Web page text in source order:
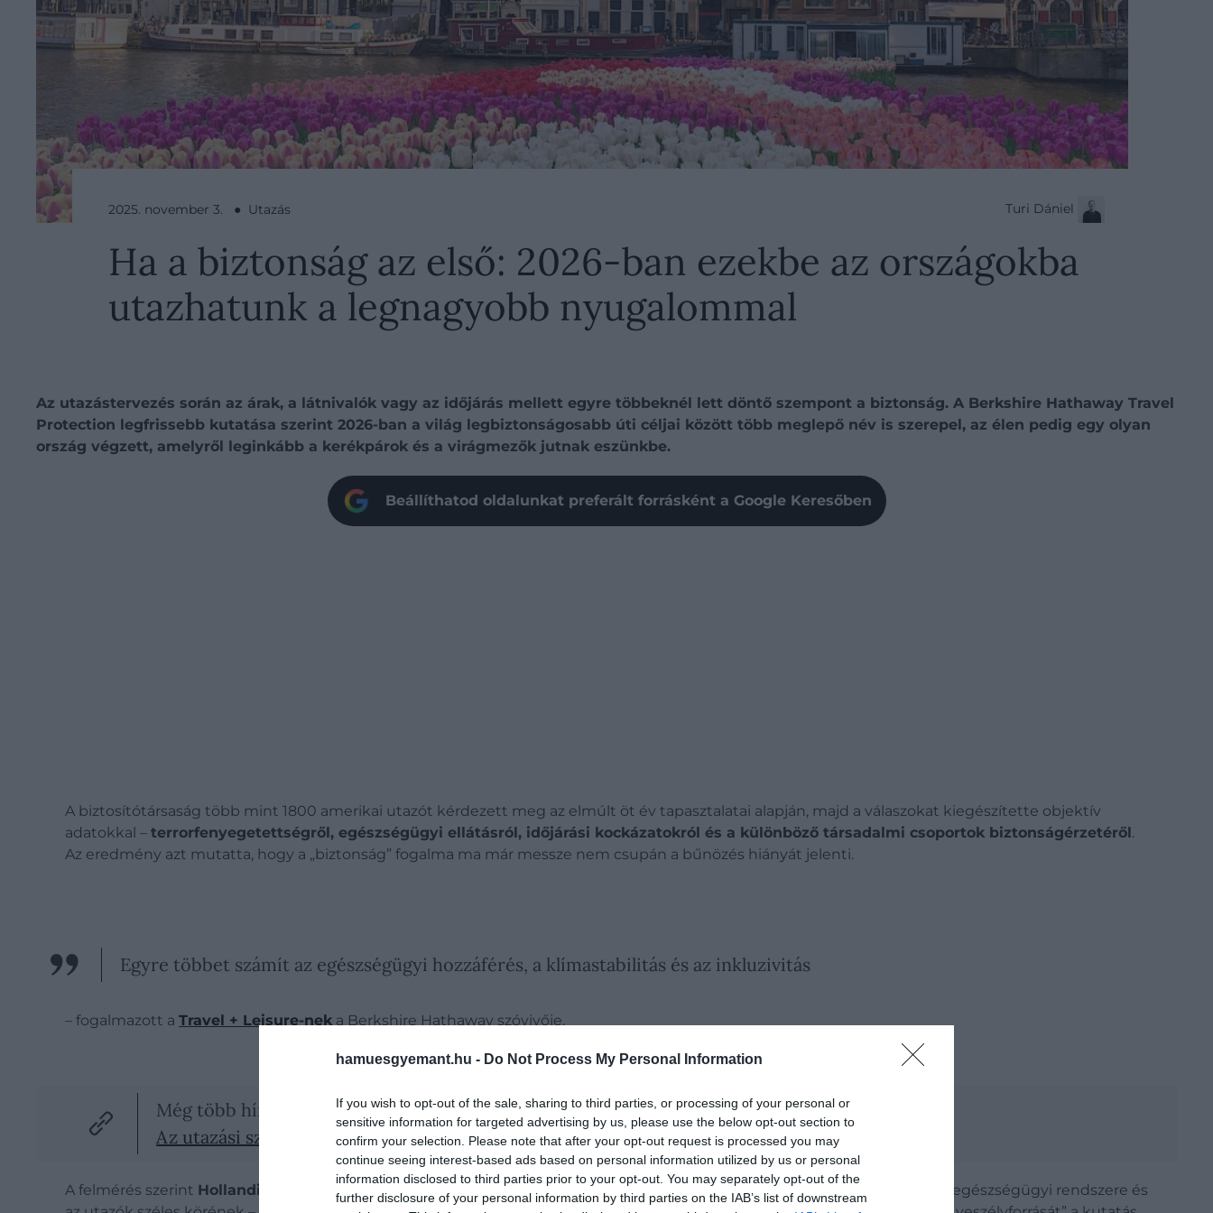
hamuesgyemant.hu - Do Not Process My Personal Information
If you wish to opt-out of the sale, sharing to third parties, or processing of your personal or
sensitive information for targeted advertising by us, please use the below opt-out section to
confirm your selection. Please note that after your opt-out request is processed you may
continue seeing interest-based ads based on personal information utilized by us or personal
information disclosed to third parties prior to your opt-out. You may separately opt-out of the
further disclosure of your personal information by third parties on the IAB’s list of downstream
2025. november 3. ● Utazás Turi Dániel
Ha a biztonság az első: 2026-ban ezekbe az országokba
utazhatunk a legnagyobb nyugalommal
Az utazástervezés során az árak, a látnivalók vagy az időjárás mellett egyre többeknél lett döntő szempont a biztonság. A Berkshire Hathaway Travel
Protection legfrissebb kutatása szerint 2026-ban a világ legbiztonságosabb úti céljai között több meglepő név is szerepel, az élen pedig egy olyan
ország végzett, amelyről leginkább a kerékpárok és a virágmezők jutnak eszünkbe.
Beállíthatod oldalunkat preferált forrásként a Google Keresőben
A biztosítótársaság több mint 1800 amerikai utazót kérdezett meg az elmúlt öt év tapasztalatai alapján, majd a válaszokat kiegészítette objektív
adatokkal – terrorfenyegetettségről, egészségügyi ellátásról, időjárási kockázatokról és a különböző társadalmi csoportok biztonságérzetéről.
Az eredmény azt mutatta, hogy a „biztonság” fogalma ma már messze nem csupán a bűnözés hiányát jelenti.
Egyre többet számít az egészségügyi hozzáférés, a klímastabilitás és az inkluzivitás
– fogalmazott a Travel + Leisure-nek a Berkshire Hathaway szóvivője.
Még több hír!
Az utazási szakértők szerint ez a világ legjobb szigete
A felmérés szerint Hollandia
nemcsak a békeszerető társadalmi attitűdje miatt végzett az első helyen, hanem kiemelkedő egészségügyi rendszere és